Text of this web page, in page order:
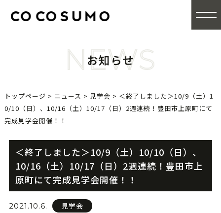
NEWS
お知らせ
トップページ > ニュース > 見学会 > ＜終了しました＞10/9（土）1
0/10（日）、10/16（土）10/17（日）2週連続！豊田市上原町にて
完成見学会開催！！
＜終了しました＞10/9（土）10/10（日）、
10/16（土）10/17（日）2週連続！豊田市上
原町にて完成見学会開催！！
2021.10.6. 見学会